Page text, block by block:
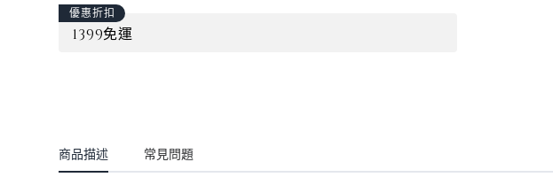
優惠折扣
1399免運
商品描述 常見問題